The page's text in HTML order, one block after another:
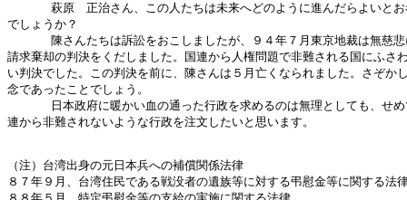
萩原　正治さん、この人たちは未来へどのように進んだらよいと
でしょうか？
陳さんたちは訴訟をおこしましたが、９４年７月東京地裁は無慈
請求棄却の判決をくだしました。国連から人権問題で非難される国にふさ
い判決でした。この判決を前に、陳さんは５月亡くなられました。さぞか
念であったことでしょう。
日本政府に暖かい血の通った行政を求めるのは無理としても、せ
連から非難されないような行政を注文したいと思います。
（注）台湾出身の元日本兵への補償関係法律
８７年９月、台湾住民である戦没者の遺族等に対する弔慰金等に関する法